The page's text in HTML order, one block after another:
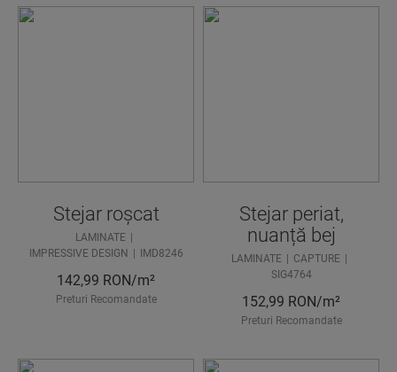
Stejar roșcat
LAMINATE
IMPRESSIVE DESIGN
IMD8246
142,99 RON/m²
Preturi Recomandate
Stejar periat,
nuanță bej
LAMINATE
CAPTURE
SIG4764
152,99 RON/m²
Preturi Recomandate